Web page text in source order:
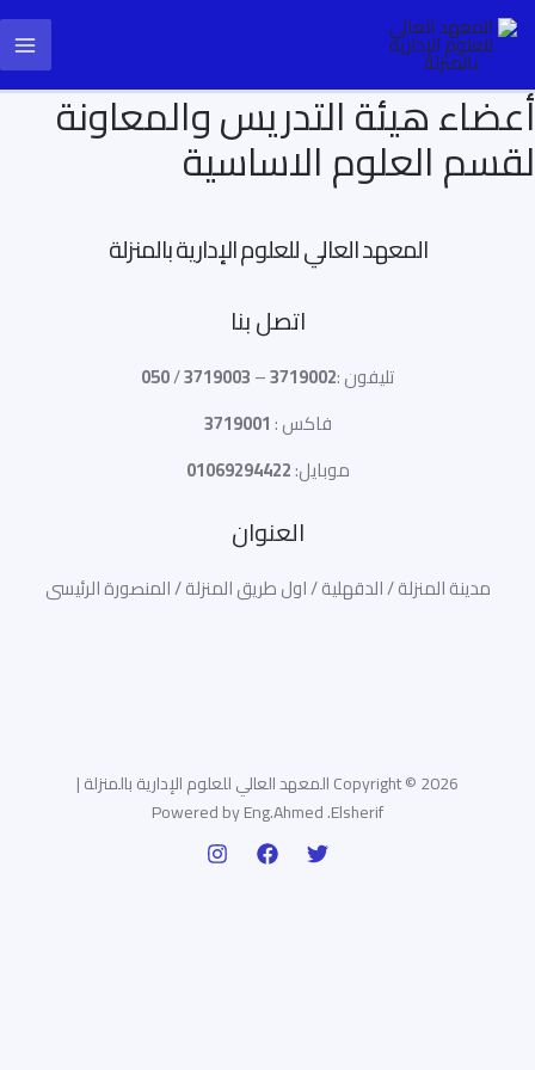
تخطي
إلى
المحتوى
أعضاء هيئة التدريس والمعاونة
لقسم العلوم الاساسية
المعهد العالي للعلوم الإدارية بالمنزلة
اتصل بنا
تليفون :3719002
–
3719003
/
050
فاكس :3719001
موبايل:01069294422
العنوان
مدينة المنزلة / الدقهلية / اول طريق المنزلة / المنصورة الرئيسى
Copyright © 2026 المعهد العالي للعلوم الإدارية بالمنزلة |
Powered by Eng.Ahmed .Elsherif